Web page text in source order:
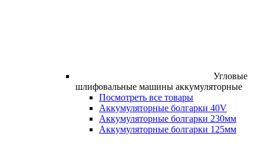
Угловые
шлифовальные машины аккумуляторные
Посмотреть все товары
Аккумуляторные болгарки 40V
Аккумуляторные болгарки 230мм
Аккумуляторные болгарки 125мм